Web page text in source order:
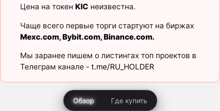
Цена на токен KIC неизвестна.
Чаще всего первые торги стартуют на биржах
Mexc.com,Bybit.com,Binance.com.
Мы заранее пишем о листингах топ проектов в
Телеграм канале - t.me/RU_HOLDER
Обзор Где купить